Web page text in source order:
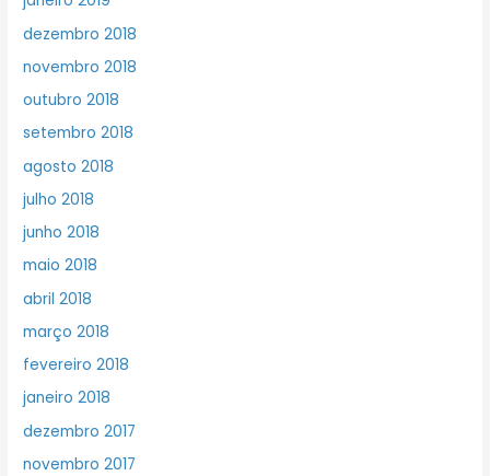
dezembro 2018
novembro 2018
outubro 2018
setembro 2018
agosto 2018
julho 2018
junho 2018
maio 2018
abril 2018
março 2018
fevereiro 2018
janeiro 2018
dezembro 2017
novembro 2017